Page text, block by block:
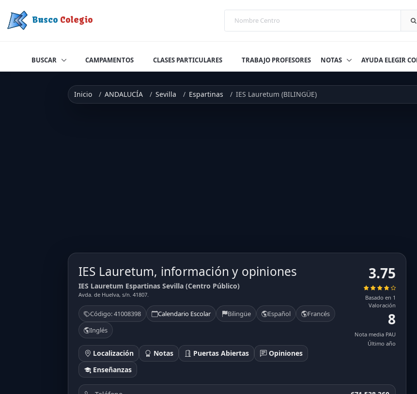
Busco Colegio
BUSCAR CAMPAMENTOS CLASES PARTICULARES TRABAJO PROFESORES NOTAS AYUDA ELEGIR
Inicio ANDALUCÍA Sevilla Espartinas IES Lauretum (BILINGÜE)
IES Lauretum, información y opiniones
IES Lauretum Espartinas Sevilla (Centro Público)
Avda. de Huelva, s/n. 41807.
Código: 41008398 Calendario Escolar Bilingüe Español
Francés
Inglés
Localización Notas Puertas Abiertas
Opiniones
Enseñanzas
3.75
Basado en 1
Valoración
8
Nota media PAU
Último año